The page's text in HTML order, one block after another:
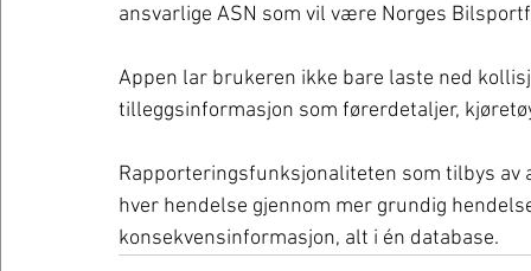
ansvarlige ASN som vil være Norges
Appen lar brukeren ikke bare laste ned
tilleggsinformasjon som førerdetaljer,
Rapporteringsfunksjonaliteten som tilbys av
hver hendelse gjennom mer grundig
konsekvensinformasjon, alt i én database.